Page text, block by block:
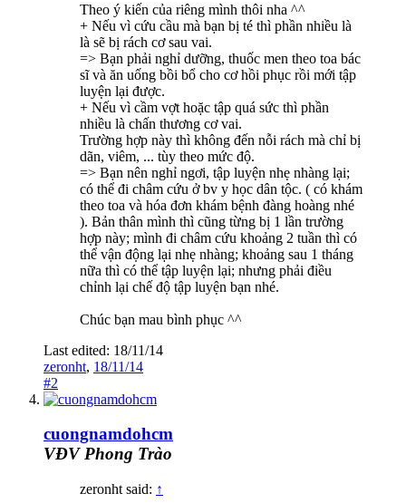
Theo ý kiến của riêng mình thôi nha ^^
+ Nếu vì cứu cầu mà bạn bị té thì phần nhiều là
là sẽ bị rách cơ sau vai.
=> Bạn phải nghỉ dưỡng, thuốc men theo toa bác
sĩ và ăn uống bồi bổ cho cơ hồi phục rồi mới tập
luyện lại được.
+ Nếu vì cầm vợt hoặc tập quá sức thì phần
nhiều là chấn thương cơ vai.
Trường hợp này thì không đến nỗi rách mà chỉ bị
dãn, viêm, ... tùy theo mức độ.
=> Bạn nên nghỉ ngơi, tập luyện nhẹ nhàng lại;
có thể đi châm cứu ở bv y học dân tộc. ( có khám
theo toa và hóa đơn khám bệnh đàng hoàng nhé
). Bản thân mình thì cũng từng bị 1 lần trường
hợp này; mình đi châm cứu khoảng 2 tuần thì có
thể vận động lại nhẹ nhàng; khoảng sau 1 tháng
nữa thì có thể tập luyện lại; nhưng phải điều
chỉnh lại chế độ tập luyện bạn nhé.
Chúc bạn mau bình phục ^^
Last edited: 18/11/14
zeronht, 18/11/14
#2
cuongnamdohcm
VĐV Phong Trào
zeronht said: ↑